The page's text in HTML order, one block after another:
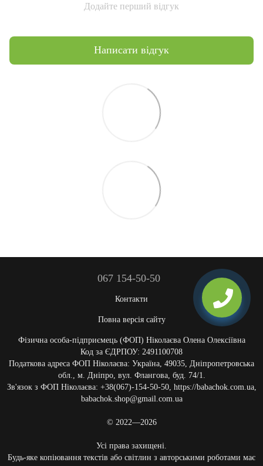
Додайте перший відгук
Написати відгук
067 154-50-50
Контакти
Повна версія сайту
Фізична особа-підприємець (ФОП) Ніколаєва Олена Олексіївна
Код за ЄДРПОУ: 2491100708
Податкова адреса ФОП Ніколаєва: Україна, 49035, Дніпропетровська
обл., м. Дніпро, вул. Флангова, буд. 74/1.
Зв'язок з ФОП Ніколаєва: +38(067)-154-50-50, https://babachok.com.ua,
babachok.shop@gmail.com.ua
© 2022—2026
Усі права захищені.
Будь-яке копіювання текстів або світлин з авторськими роботами має